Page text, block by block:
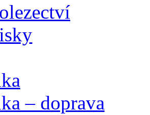
– doprava